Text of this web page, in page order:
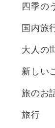
四季の
国内旅
大人の
新しい
旅のお
旅行